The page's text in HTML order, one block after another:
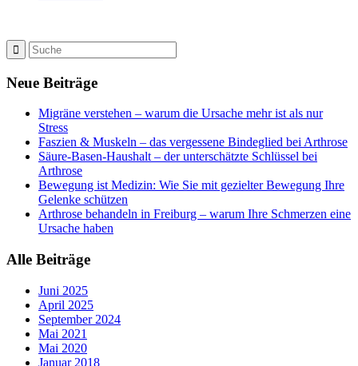
Neue Beiträge
Migräne verstehen – warum die Ursache mehr ist als nur
Stress
Faszien & Muskeln – das vergessene Bindeglied bei Arthrose
Säure-Basen-Haushalt – der unterschätzte Schlüssel bei
Arthrose
Bewegung ist Medizin: Wie Sie mit gezielter Bewegung Ihre
Gelenke schützen
Arthrose behandeln in Freiburg – warum Ihre Schmerzen eine
Ursache haben
Alle Beiträge
Juni 2025
April 2025
September 2024
Mai 2021
Mai 2020
Januar 2018